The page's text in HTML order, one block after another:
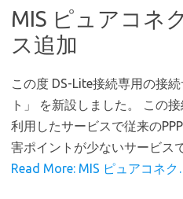
MIS ピュアコネ
ス追加
この度 DS-Lite接続専用の接
ト」 を新設しました。 この
利用したサービスで従来の
害ポイントが少ないサービス
Read More: MIS ピュアコネ